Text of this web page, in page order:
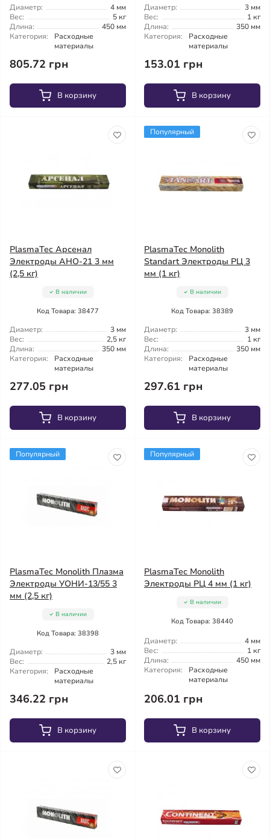
Диаметр:
4 мм
Вес:
5 кг
Длина:
450 мм
Категория:
Расходные
материалы
805.72 грн
В корзину
Диаметр:
3 мм
Вес:
1 кг
Длина:
350 мм
Категория:
Расходные
материалы
153.01 грн
В корзину
PlasmaTec Арсенал
Электроды АНО-21 3 мм
(2,5 кг)
В наличии
Код Товара: 38477
Диаметр:
3 мм
Вес:
2,5 кг
Длина:
350 мм
Категория:
Расходные
материалы
277.05 грн
В корзину
Популярный
PlasmaTec Monolith
Standart Электроды РЦ 3
мм (1 кг)
В наличии
Код Товара: 38389
Диаметр:
3 мм
Вес:
1 кг
Длина:
350 мм
Категория:
Расходные
материалы
297.61 грн
В корзину
Популярный
PlasmaTec Monolith Плазма
Электроды УОНИ-13/55 3
мм (2,5 кг)
В наличии
Код Товара: 38398
Диаметр:
3 мм
Вес:
2,5 кг
Категория:
Расходные
материалы
346.22 грн
В корзину
Популярный
PlasmaTec Monolith
Электроды РЦ 4 мм (1 кг)
В наличии
Код Товара: 38440
Диаметр:
4 мм
Вес:
1 кг
Длина:
450 мм
Категория:
Расходные
материалы
206.01 грн
В корзину